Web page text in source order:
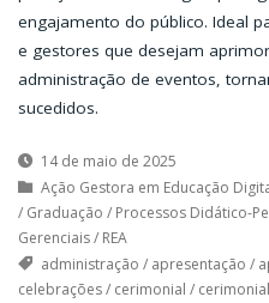
engajamento do público. Ideal
e gestores que desejam
administração de eventos,
sucedidos.
14 de maio de 2025
Ação Gestora em Educação
/ Graduação / Processos Didático-
Gerenciais/ REA
administração / apresentação /
celebrações/ cerimonial /